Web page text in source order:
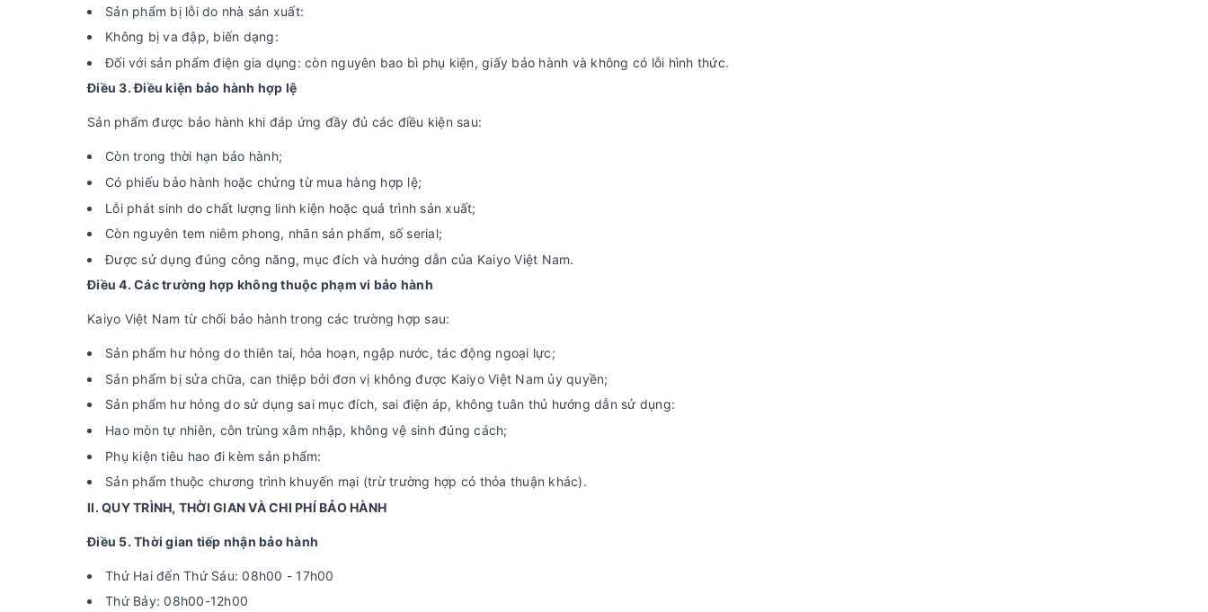
Sản phẩm bị lỗi do nhà sản xuất:
Không bị va đập, biến dạng:
Đối với sản phẩm điện gia dụng: còn nguyên bao bì phụ kiện, giấy bảo hành và không có lỗi hình thức.
Điều 3. Điều kiện bảo hành hợp lệ
Sản phẩm được bảo hành khi đáp ứng đầy đủ các điều kiện sau:
Còn trong thời hạn bảo hành;
Có phiếu bảo hành hoặc chứng từ mua hàng hợp lệ;
Lỗi phát sinh do chất lượng linh kiện hoặc quá trình sản xuất;
Còn nguyên tem niêm phong, nhãn sản phẩm, số serial;
Được sử dụng đúng công năng, mục đích và hướng dẫn của Kaiyo Việt Nam.
Điều 4. Các trường hợp không thuộc phạm vi bảo hành
Kaiyo Việt Nam từ chối bảo hành trong các trường hợp sau:
Sản phẩm hư hỏng do thiên tai, hỏa hoạn, ngập nước, tác động ngoại lực;
Sản phẩm bị sửa chữa, can thiệp bởi đơn vị không được Kaiyo Việt Nam ủy quyền;
Sản phẩm hư hỏng do sử dụng sai mục đích, sai điện áp, không tuân thủ hướng dẫn sử dụng:
Hao mòn tự nhiên, côn trùng xâm nhập, không vệ sinh đúng cách;
Phụ kiện tiêu hao đi kèm sản phẩm:
Sản phẩm thuộc chương trình khuyến mại (trừ trường hợp có thỏa thuận khác).
II. QUY TRÌNH, THỜI GIAN VÀ CHI PHÍ BẢO HÀNH
Điều 5. Thời gian tiếp nhận bảo hành
Thứ Hai đến Thứ Sáu: 08h00 - 17h00
Thứ Bảy: 08h00-12h00